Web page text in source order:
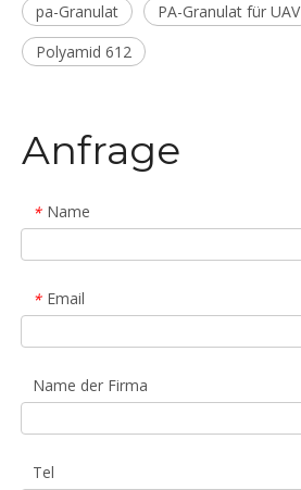
pa-Granulat PA-Granulat für UAV
Polyamid 612
Anfrage
* Name
* Email
Name der Firma
Tel